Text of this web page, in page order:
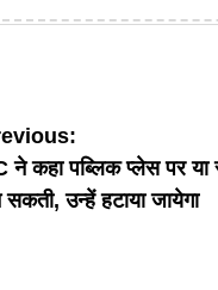
ने कहा पब्लिक प्लेस पर या
उन्हें हटाया जायेगा